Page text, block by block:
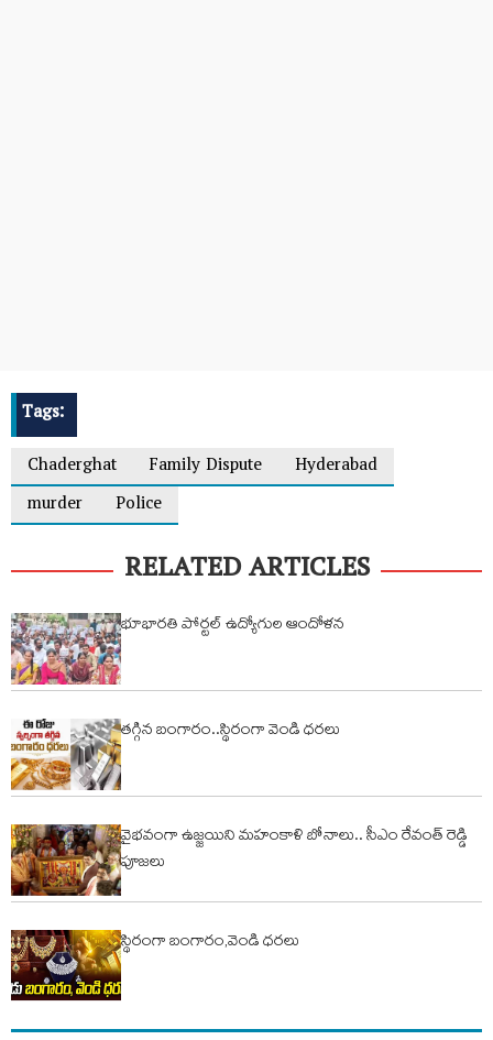
Tags:
Chaderghat
Family Dispute
Hyderabad
murder
Police
RELATED ARTICLES
భూభారతి పోర్టల్ ఉద్యోగుల ఆందోళన
తగ్గిన బంగారం..స్థిరంగా వెండి ధరలు
వైభవంగా ఉజ్జయిని మహంకాళి బోనాలు.. సీఎం రేవంత్ రెడ్డి
పూజలు
స్థిరంగా బంగారం,వెండి ధరలు